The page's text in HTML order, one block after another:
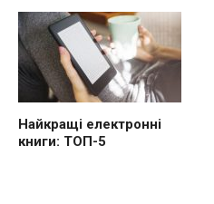
Найкращі електронні
книги: ТОП-5